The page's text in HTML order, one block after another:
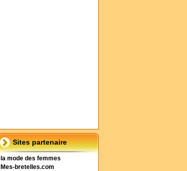
Sites partenaire
la mode des femmes
Mes-bretelles.com